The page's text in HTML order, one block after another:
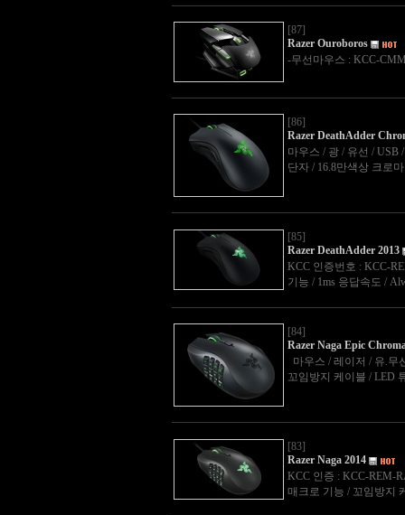
[87]
Razer Ouroboros
-무선마우스 : KCC-
[86]
Razer DeathAdder
마우스 / 광 / 유선 / USB
단자 / 16.8만색상 크로
[85]
Razer DeathAdder 2013
KCC 인증번호 : KCC-
기능 / 1ms 응답속도 /
[84]
Razer Naga Epic
마우스 / 레이저 / 유.무
꼬임방지 케이블 / LED
[83]
Razer Naga 2014
KCC 인증 : KCC-REM-
매크로 기능 / 꼬임방지